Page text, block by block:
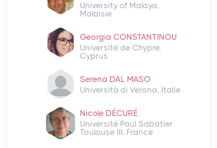
University of Malaya,
Malaisie
Georgia CONSTANTINOU
Université de Chypre,
Cyprus
Serena DAL MASO
Università di Verona, Italie
Nicole DÉCURÉ
Université Paul Sabatier
Toulouse III, France